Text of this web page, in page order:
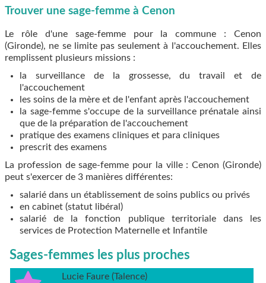
Trouver une sage-femme à Cenon
Le rôle d'une sage-femme pour la commune : Cenon
(Gironde), ne se limite pas seulement à l'accouchement. Elles
remplissent plusieurs missions :
la surveillance de la grossesse, du travail et de
l'accouchement
les soins de la mère et de l'enfant après l'accouchement
la sage-femme s'occupe de la surveillance prénatale ainsi
que de la préparation de l'accouchement
pratique des examens cliniques et para cliniques
prescrit des examens
La profession de sage-femme pour la ville : Cenon (Gironde)
peut s'exercer de 3 manières différentes:
salarié dans un établissement de soins publics ou privés
en cabinet (statut libéral)
salarié de la fonction publique territoriale dans les
services de Protection Maternelle et Infantile
Sages-femmes les plus proches
Lucie Faure (Talence)